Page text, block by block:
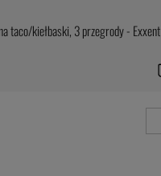
taco/kiełbaski, 3 przegrody - Exxent